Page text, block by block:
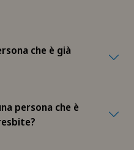
che è già
persona che è